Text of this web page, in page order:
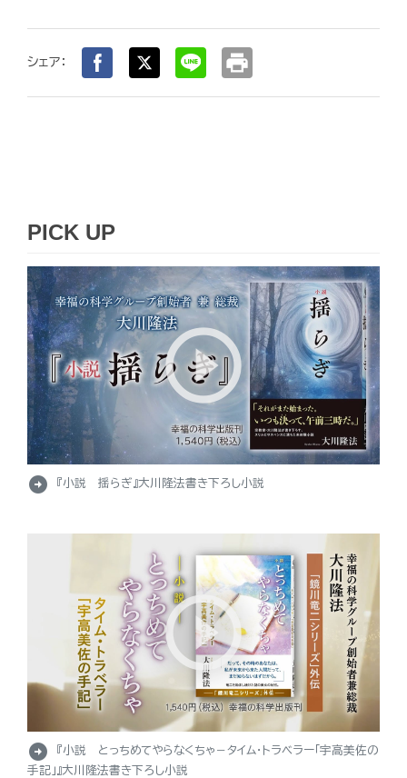
シェア： print
PICK UP
arrow_circle_right 『小説 揺らぎ』大川隆法書き下ろし小説
arrow_circle_right
『小説 とっちめてやらなくちゃ－タイム・トラベラー「宇高美佐の
手記」』大川隆法書き下ろし小説